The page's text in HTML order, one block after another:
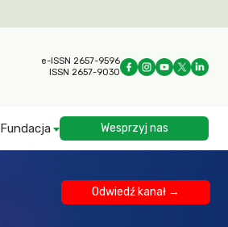
e-ISSN 2657-9596
ISSN 2657-9030
Fundacja Wesprzyj nas
Odwiedź kanał →